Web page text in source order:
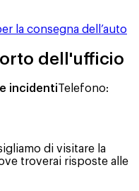
la consegna dell’auto
dell'ufficio
incidentiTelefono:
di visitare la
troverai risposte alle